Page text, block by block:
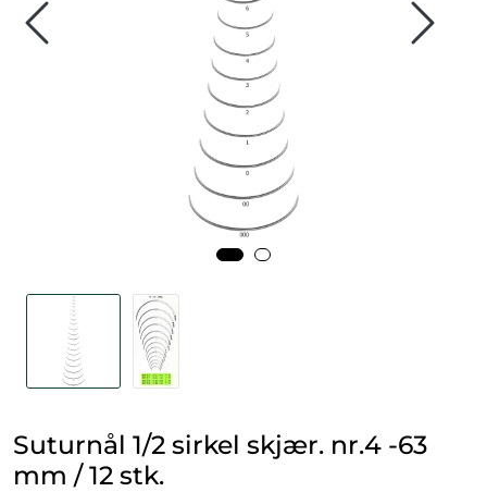
Suturnål 1/2 sirkel skjær. nr.4 -63
mm / 12 stk.
Produksjonsdyr
Videresalgsprodukter
Gammalt nytt